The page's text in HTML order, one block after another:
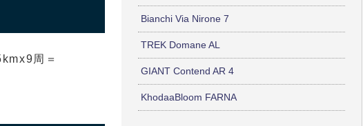
周＝
Bianchi Via Nirone 7
TREK Domane AL
GIANT Contend AR 4
KhodaaBloom FARNA